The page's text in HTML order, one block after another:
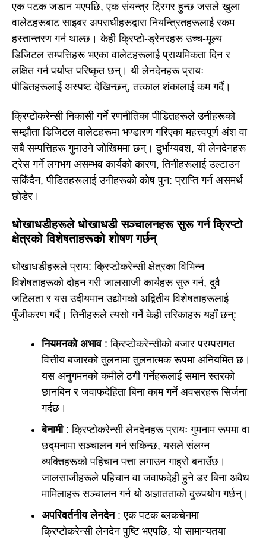
एक पटक जडान भएपछि, एक संयन्त्र ट्रिगर हुन्छ जसले खुला
वालेटहरूबाट साइबर अपराधीहरूद्वारा नियन्त्रितहरूलाई रकम
हस्तान्तरण गर्न थाल्छ। केही क्रिप्टो-ड्रेनरहरू उच्च-मूल्य
डिजिटल सम्पत्तिहरू भएका वालेटहरूलाई प्राथमिकता दिन र
लक्षित गर्न पर्याप्त परिष्कृत छन्। यी लेनदेनहरू प्रायः
पीडितहरूलाई अस्पष्ट देखिन्छन्, तत्काल शंकालाई कम गर्दै।
क्रिप्टोकरेन्सी निकासी गर्ने रणनीतिका पीडितहरूले उनीहरूको
सम्झौता डिजिटल वालेटहरूमा भण्डारण गरिएका महत्त्वपूर्ण अंश वा
सबै सम्पत्तिहरू गुमाउने जोखिममा छन्। दुर्भाग्यवश, यी लेनदेनहरू
ट्रेस गर्ने लगभग असम्भव कार्यको कारण, तिनीहरूलाई उल्टाउन
सकिँदैन, पीडितहरूलाई उनीहरूको कोष पुन: प्राप्ति गर्न असमर्थ
छोडेर।
धोखाधडीहरूले धोखाधडी सञ्चालनहरू सुरू गर्न क्रिप्टो
क्षेत्रको विशेषताहरूको शोषण गर्छन्
धोखाधडीहरूले प्राय: क्रिप्टोकरेन्सी क्षेत्रका विभिन्न
विशेषताहरूको दोहन गरी जालसाजी कार्यहरू सुरु गर्न, दुवै
जटिलता र यस उदीयमान उद्योगको अद्वितीय विशेषताहरूलाई
पुँजीकरण गर्दै। तिनीहरूले त्यसो गर्ने केही तरिकाहरू यहाँ छन्:
नियमनको अभाव: क्रिप्टोकरेन्सीको बजार परम्परागत
वित्तीय बजारको तुलनामा तुलनात्मक रूपमा अनियमित छ।
यस अनुगमनको कमीले ठगी गर्नेहरूलाई समान स्तरको
छानबिन र जवाफदेहिता बिना काम गर्ने अवसरहरू सिर्जना
गर्दछ।
बेनामी: क्रिप्टोकरेन्सी लेनदेनहरू प्रायः गुमनाम रूपमा वा
छद्मनामा सञ्चालन गर्न सकिन्छ, यसले संलग्न
व्यक्तिहरूको पहिचान पत्ता लगाउन गाह्रो बनाउँछ।
जालसाजीहरूले पहिचान वा जवाफदेही हुने डर बिना अवैध
मामिलाहरू सञ्चालन गर्न यो अज्ञातताको दुरुपयोग गर्छन्।
अपरिवर्तनीय लेनदेन: एक पटक ब्लकचेनमा
क्रिप्टोकरेन्सी लेनदेन पुष्टि भएपछि, यो सामान्यतया